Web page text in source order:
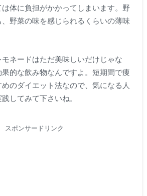
体に負担がかかってしまいます。野
野菜の味を感じられるくらいの薄味
ネードはただ美味しいだけじゃな
果的な飲み物なんですよ。短期間で痩
のダイエット法なので、気になる人
してみて下さいね。
スポンサードリンク